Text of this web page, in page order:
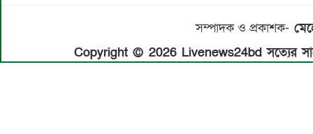
সম্পাদক ও প্রকাশক-
Copyright © 2026 Livenews24bd সত্যের